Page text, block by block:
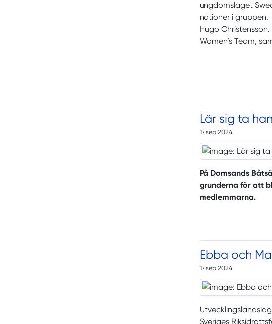
ungdomslaget
nationer i gruppen.
Hugo
Women’s Team,
Lär sig ta
17 sep 2024
På Domsands
grunderna för att
medlemmarna.
Ebba och
17 sep 2024
Sveriges